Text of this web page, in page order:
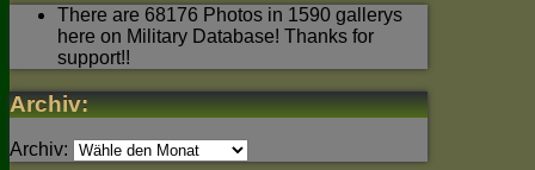
There are 68176 Photos in 1590 gallerys
here on Military Database! Thanks for
support!!
Archiv:
Archiv: